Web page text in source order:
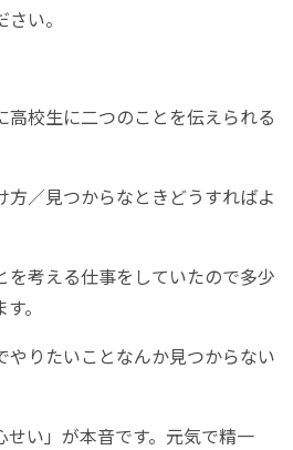
い。
校生に二つのことを伝えられる
方／見つからなときどうすればよ
を考える仕事をしていたので多少
。
やりたいことなんか見つからない
せい」が本音です。元気で精一